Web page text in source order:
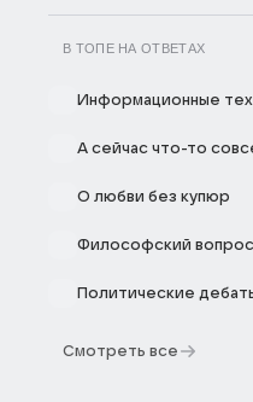
В ТОПЕ НА ОТВЕТАХ
Информационные
А сейчас что-то
О любви без купюр
Философский вопрос
Политические
Смотреть все